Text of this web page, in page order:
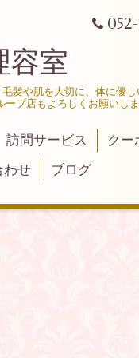
室
髪や肌を大切に、体に優し
プ店もよろしくお願いしま
訪問サービス
クー
わせ
ブログ